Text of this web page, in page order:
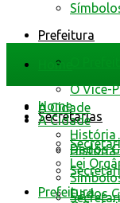
Prefeitura
O Vice-
Secretarias
Home
A Cidade
História
Dados
Home
A Cidade
História
Dados
Lei
Prefeitura